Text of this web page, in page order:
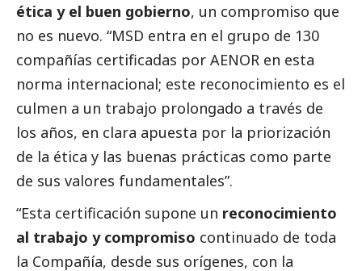
ética y el buen gobierno, un compromiso que
no es nuevo. “MSD entra en el grupo de 130
compañías certificadas por AENOR en esta
norma internacional; este reconocimiento es el
culmen a un trabajo prolongado a través de
los años, en clara apuesta por la priorización
de la ética y las buenas prácticas como parte
de sus valores fundamentales”.
“Esta certificación supone un reconocimiento
al trabajo y compromiso continuado de toda
la Compañía, desde sus orígenes, con la